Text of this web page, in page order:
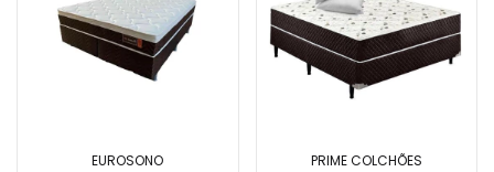
EUROSONO PRIME COLCHÕES